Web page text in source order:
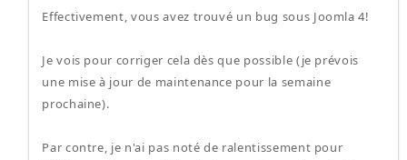
Effectivement, vous avez trouvé un bug sous Joomla 4!
Je vois pour corriger cela dès que possible (je prévois
une mise à jour de maintenance pour la semaine
prochaine).
Par contre, je n'ai pas noté de ralentissement pour